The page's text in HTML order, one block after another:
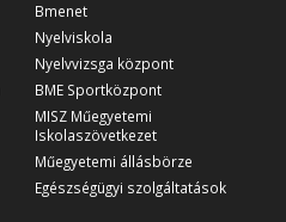
Bmenet
Nyelviskola
Nyelvvizsga központ
BME Sportközpont
MISZ Műegyetemi
Iskolaszövetkezet
Műegyetemi állásbörze
Egészségügyi szolgáltatások